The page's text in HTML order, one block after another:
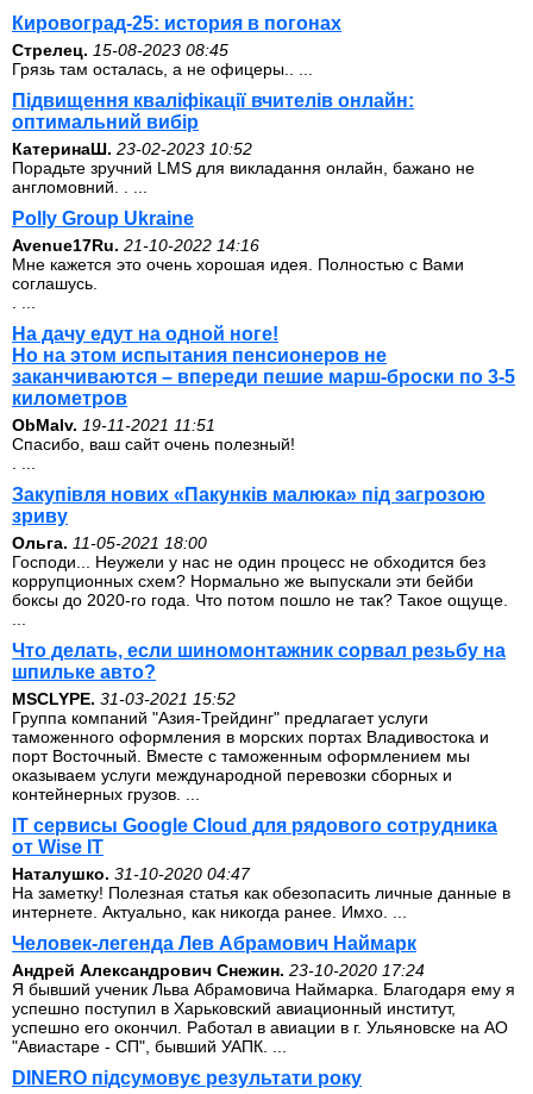
Кировоград-25: история в погонах
Стрелец. 15-08-2023 08:45
Грязь там осталась, а не офицеры.. ...
Підвищення кваліфікації вчителів онлайн:
оптимальний вибір
КатеринаШ. 23-02-2023 10:52
Порадьте зручний LMS для викладання онлайн, бажано не
англомовний. . ...
Polly Group Ukraine
Avenue17Ru. 21-10-2022 14:16
Мне кажется это очень хорошая идея. Полностью с Вами
соглашусь.
На дачу едут на одной ноге!
Но на этом испытания пенсионеров не
заканчиваются – впереди пешие марш-броски по 3-5
километров
ОbMalv. 19-11-2021 11:51
Спасибо, ваш сайт очень полезный!
Закупівля нових «Пакунків малюка» під загрозою
зриву
Ольга. 11-05-2021 18:00
Господи... Неужели у нас не один процесс не обходится без
коррупционных схем? Нормально же выпускали эти бейби
боксы до 2020-го года. Что потом пошло не так? Такое ощуще.
Что делать, если шиномонтажник сорвал резьбу на
шпильке авто?
MSCLYPE. 31-03-2021 15:52
Группа компаний "Азия-Трейдинг" предлагает услуги
таможенного оформления в морских портах Владивостока и
порт Восточный. Вместе с таможенным оформлением мы
оказываем услуги международной перевозки сборных и
контейнерных грузов. ...
IT сервисы Google Cloud для рядового сотрудника
от Wise IT
Наталушко. 31-10-2020 04:47
На заметку! Полезная статья как обезопасить личные данные в
интернете. Актуально, как никогда ранее. Имхо. ...
Человек-легенда Лев Абрамович Наймарк
Андрей Александрович Снежин. 23-10-2020 17:24
Я бывший ученик Льва Абрамовича Наймарка. Благодаря ему я
успешно поступил в Харьковский авиационный институт,
успешно его окончил. Работал в авиации в г. Ульяновске на АО
"Авиастаре - СП", бывший УАПК. ...
DINERO підсумовує результати року